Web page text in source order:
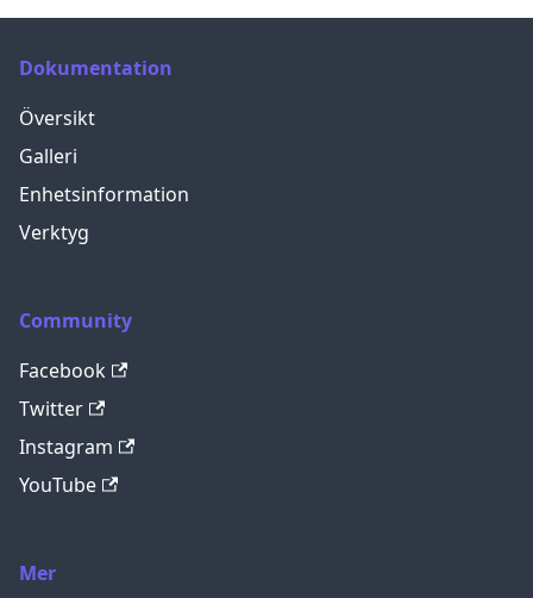
Dokumentation
Översikt
Galleri
Enhetsinformation
Verktyg
Community
Facebook
Twitter
Instagram
YouTube
Mer